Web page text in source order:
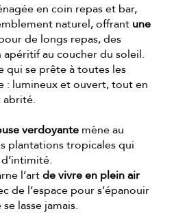
en coin repas et bar,
naturel, offrant une
de longs repas, des
au coucher du soleil.
qui se prête à toutes les
: lumineux et ouvert, tout en
verdoyante mène au
plantations tropicales qui
l’artde vivre en plein air
de l’espace pour s’épanouir
lasse jamais.